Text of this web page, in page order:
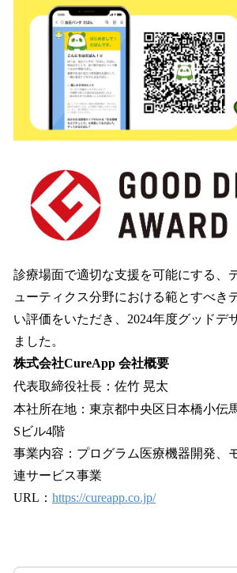
診療場面で適切な支援を可能にする、
ューティクス分野における範とすべき
い評価をいただき、2024年度グッドデ
ました。
株式会社CureApp 会社概要
代表取締役社長：佐竹 晃太
本社所在地：東京都中央区日本橋小伝
Sビル4階
事業内容：プログラム医療機器開発、
連サービス事業
URL： https://cureapp.co.jp/